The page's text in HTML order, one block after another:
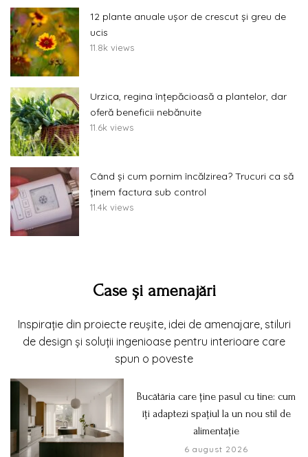
12 plante anuale ușor de crescut și greu de
ucis
11.8k views
Urzica, regina înțepăcioasă a plantelor, dar
oferă beneficii nebănuite
11.6k views
Când și cum pornim încălzirea? Trucuri ca să
ținem factura sub control
11.4k views
Case și amenajări
Inspirație din proiecte reușite, idei de amenajare, stiluri
de design și soluții ingenioase pentru interioare care
spun o poveste
Bucătăria care ține pasul cu tine: cum
îți adaptezi spațiul la un nou stil de
alimentație
6 august 2026